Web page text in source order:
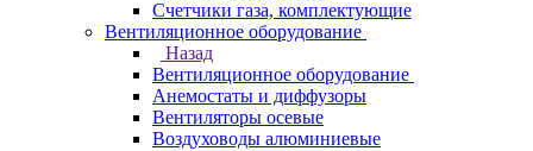
Счетчики газа, комплектующие
Вентиляционное оборудование
Назад
Вентиляционное оборудование
Анемостаты и диффузоры
Вентиляторы осевые
Воздуховоды алюминиевые